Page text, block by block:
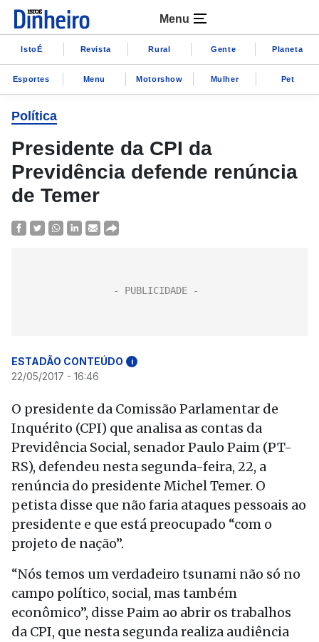
Menu
IstoÉ Revista Rural Gente Planeta
Esportes Menu Motorshow Mulher Pet
Política
Presidente da CPI da
Previdência defende renúncia
de Temer
ESTADÃO CONTEÚDO i
22/05/2017 - 16:46
O presidente da Comissão Parlamentar de
Inquérito (CPI) que analisa as contas da
Previdência Social, senador Paulo Paim (PT-
RS), defendeu nesta segunda-feira, 22, a
renúncia do presidente Michel Temer. O
petista disse que não faria ataques pessoais ao
presidente e que está preocupado “com o
projeto de nação”.
“Nós temos um verdadeiro tsunami não só no
campo político, social, mas também
econômico”, disse Paim ao abrir os trabalhos
da CPI, que nesta segunda realiza audiência